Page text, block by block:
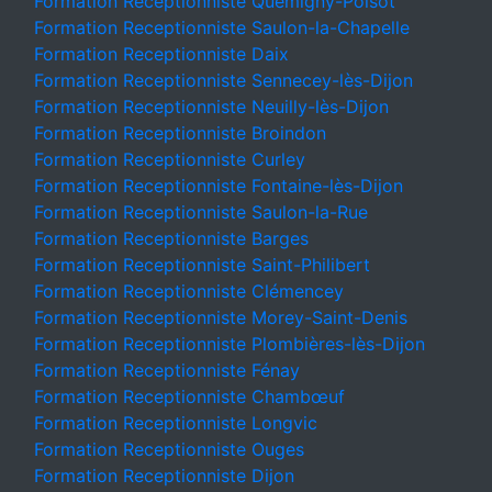
Formation Receptionniste Saulon-la-Chapelle
Formation Receptionniste Daix
Formation Receptionniste Sennecey-lès-Dijon
Formation Receptionniste Neuilly-lès-Dijon
Formation Receptionniste Broindon
Formation Receptionniste Curley
Formation Receptionniste Fontaine-lès-Dijon
Formation Receptionniste Saulon-la-Rue
Formation Receptionniste Barges
Formation Receptionniste Saint-Philibert
Formation Receptionniste Clémencey
Formation Receptionniste Morey-Saint-Denis
Formation Receptionniste Plombières-lès-Dijon
Formation Receptionniste Fénay
Formation Receptionniste Chambœuf
Formation Receptionniste Longvic
Formation Receptionniste Ouges
Formation Receptionniste Dijon